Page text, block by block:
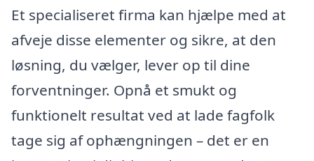
Et specialiseret firma kan hjælpe med at
afveje disse elementer og sikre, at den
løsning, du vælger, lever op til dine
forventninger. Opnå et smukt og
funktionelt resultat ved at lade fagfolk
tage sig af ophængningen – det er en